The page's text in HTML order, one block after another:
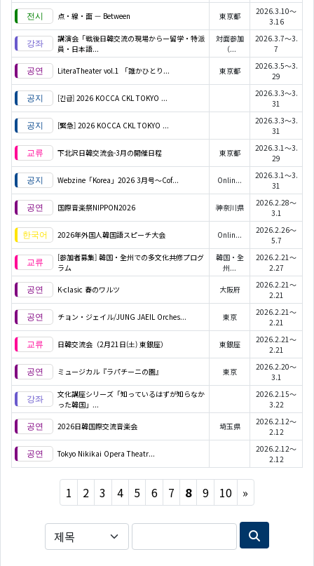
点・線・面 — Between 東京都
2026.3.10～
3.16
講演会「戦後日韓交流の現場からー留学・特派
員・日本語...
対面参加
（...
2026.3.7～3.
7
LiteraTheater vol.1 「誰かひとり... 東京都
2026.3.5～3.
29
[긴급] 2026 KOCCA CKL TOKYO ...
2026.3.3～3.
31
[緊急] 2026 KOCCA CKL TOKYO ...
2026.3.3～3.
31
下北沢日韓交流会-3月の開催日程 東京都
2026.3.1～3.
29
Webzine「Korea」2026 3月号～Cof... Onlin...
2026.3.1～3.
31
国際音楽祭NIPPON2026 神奈川県
2026.2.28～
3.1
2026年外国人韓国語スピーチ大会 Onlin...
2026.2.26～
5.7
[参加者募集] 韓国・全州での多文化共修プログ
ラム
韓国・全
州...
2026.2.21～
2.27
K-clasic 春のワルツ 大阪府
2026.2.21～
2.21
チョン・ジェイル/JUNG JAEIL Orches... 東京
2026.2.21～
2.21
日韓交流会（2月21日(土) 東銀座） 東銀座
2026.2.21～
2.21
ミュージカル『ラパチーニの園』 東京
2026.2.20～
3.1
文化講座シリーズ「知っているはずが知らなか
った韓国」...
2026.2.15～
3.22
2026日韓国際交流音楽会 埼玉県
2026.2.12～
2.12
Tokyo Nikikai Opera Theatr...
2026.2.12～
2.12
1 2 3 4 5 6 7 8 9 10 »